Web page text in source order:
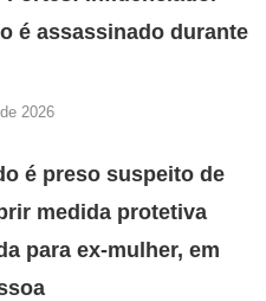
é assassinado durante
2026
é preso suspeito de
medida protetiva
para ex-mulher, em